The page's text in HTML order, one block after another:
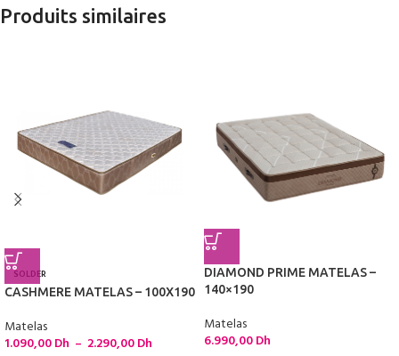
Produits similaires
SOLDER
CASHMERE MATELAS – 100X190
Matelas
1.090,00Dh – 2.290,00Dh
DIAMOND PRIME MATELAS –
140×190
Matelas
6.990,00Dh